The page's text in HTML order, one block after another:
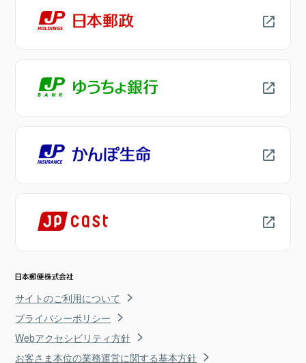
サイトのご利用について
プライバシーポリシー
Webアクセシビリティ方針
お客さま本位の業務運営に関する基本方針